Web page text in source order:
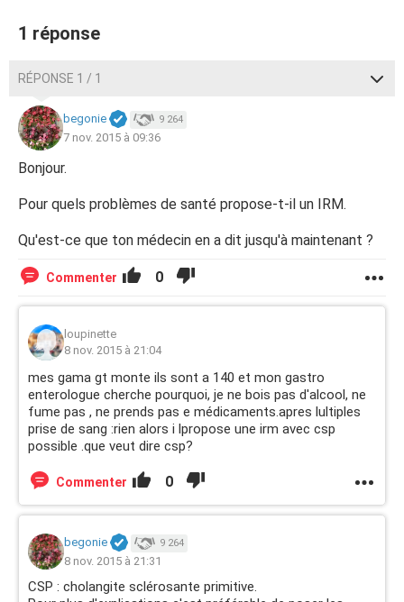
1 réponse
RÉPONSE 1 / 1
begonie 9 264
7 nov. 2015 à 09:36
Bonjour.
Pour quels problèmes de santé propose-t-il un IRM.
Qu'est-ce que ton médecin en a dit jusqu'à maintenant ?
Commenter 0
loupinette
8 nov. 2015 à 21:04
mes gama gt monte ils sont a 140 et mon gastro
enterologue cherche pourquoi, je ne bois pas d'alcool, ne
fume pas , ne prends pas e médicaments.apres lultiples
prise de sang :rien alors i lpropose une irm avec csp
possible .que veut dire csp?
Commenter 0
begonie 9 264
8 nov. 2015 à 21:31
CSP : cholangite sclérosante primitive.